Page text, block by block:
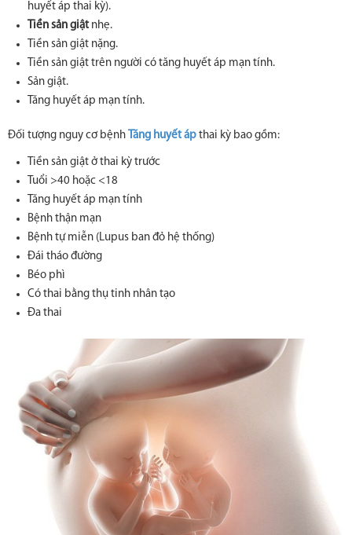
huyết áp thai kỳ).
Tiền sản giậtnhẹ.
Tiền sản giật nặng.
Tiền sản giật trên người có tăng huyết áp mạn tính.
Sản giật.
Tăng huyết áp mạn tính.
Đối tượng nguy cơ bệnh Tăng huyết áp thai kỳ bao gồm:
Tiền sản giật ở thai kỳ trước
Tuổi >40 hoặc <18
Tăng huyết áp mạn tính
Bệnh thận mạn
Bệnh tự miễn (Lupus ban đỏ hệ thống)
Đái tháo đường
Béo phì
Có thai bằng thụ tinh nhân tạo
Đa thai